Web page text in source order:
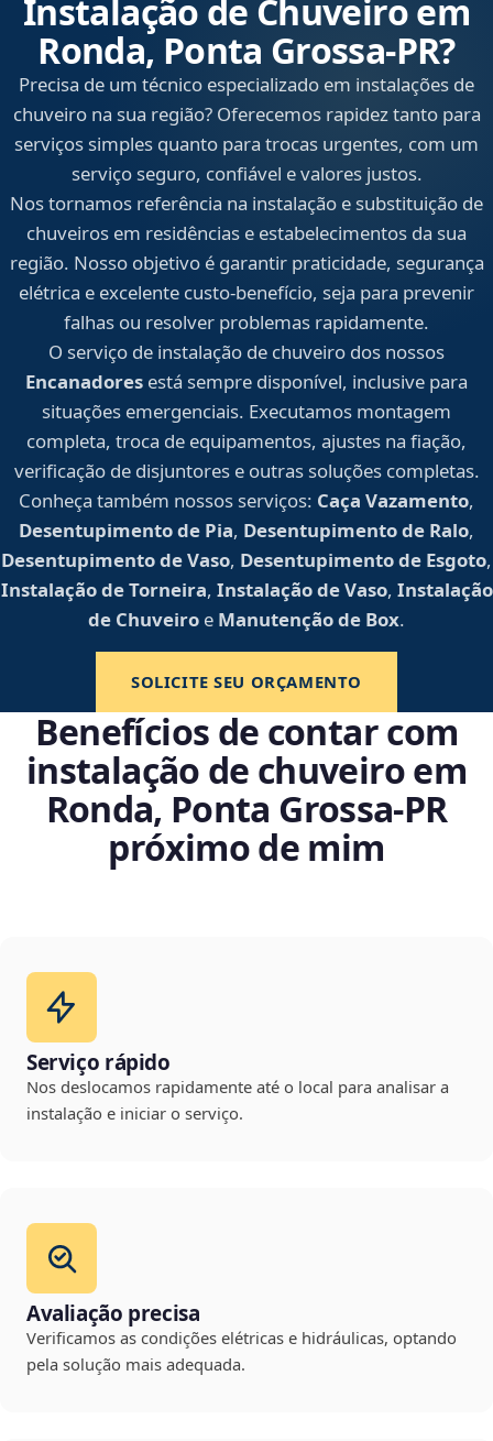
Instalação de Chuveiro em
Ronda, Ponta Grossa‑PR?
Precisa de um técnico especializado em instalações de
chuveiro na sua região? Oferecemos rapidez tanto para
serviços simples quanto para trocas urgentes, com um
serviço seguro, confiável e valores justos.
Nos tornamos referência na instalação e substituição de
chuveiros em residências e estabelecimentos da sua
região. Nosso objetivo é garantir praticidade, segurança
elétrica e excelente custo-benefício, seja para prevenir
falhas ou resolver problemas rapidamente.
O serviço de instalação de chuveiro dos nossos
Encanadores está sempre disponível, inclusive para
situações emergenciais. Executamos montagem
completa, troca de equipamentos, ajustes na fiação,
verificação de disjuntores e outras soluções completas.
Conheça também nossos serviços: Caça Vazamento,
Desentupimento de Pia, Desentupimento de Ralo,
Desentupimento de Vaso, Desentupimento de Esgoto,
Instalação de Torneira, Instalação de Vaso, Instalação
de Chuveiro e Manutenção de Box.
SOLICITE SEU ORÇAMENTO
Benefícios de contar com
instalação de chuveiro em
Ronda, Ponta Grossa‑PR
próximo de mim
Serviço rápido
Nos deslocamos rapidamente até o local para analisar a
instalação e iniciar o serviço.
Avaliação precisa
Verificamos as condições elétricas e hidráulicas, optando
pela solução mais adequada.